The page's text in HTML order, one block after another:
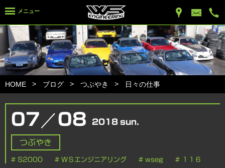
メニュー
HOME ブログ つぶやき 日々の仕事
07 ／08 2018 sun.
つぶやき
# S2000 # ＷＳエンジニアリング # wseg # １１６